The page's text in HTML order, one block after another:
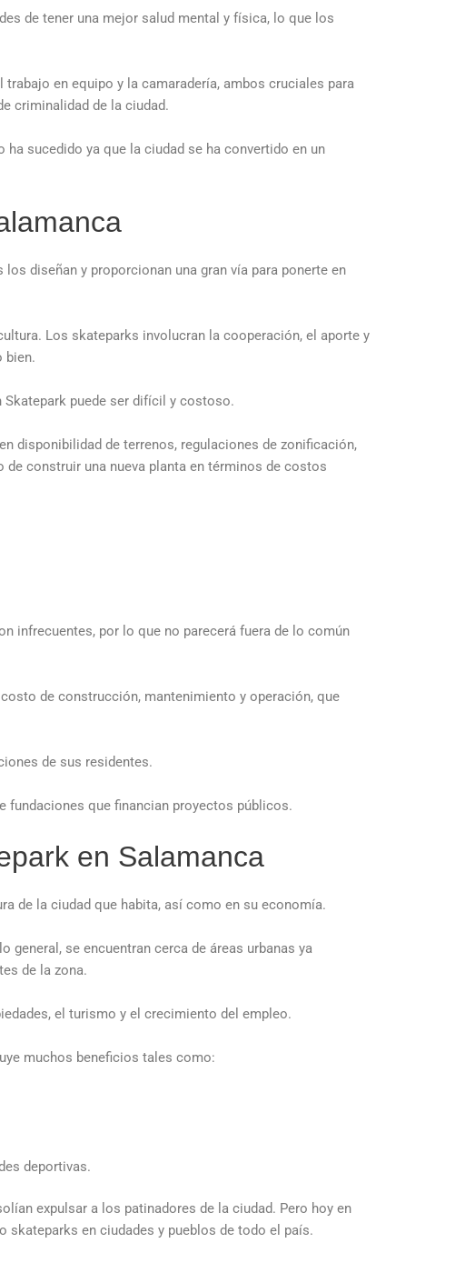
de tener una mejor salud mental y física, lo que los
en equipo y la camaradería, ambos cruciales para
criminalidad de la ciudad.
sucedido ya que la ciudad se ha convertido en un
diseñan y proporcionan una gran vía para ponerte en
Los skateparks involucran la cooperación, el aporte y
bien.
puede ser difícil y costoso.
disponibilidad de terrenos, regulaciones de zonificación,
construir una nueva planta en términos de costos
infrecuentes, por lo que no parecerá fuera de lo común
de construcción, mantenimiento y operación, que
de sus residentes.
fundaciones que financian proyectos públicos.
en Salamanca
de la ciudad que habita, así como en su economía.
general, se encuentran cerca de áreas urbanas ya
de la zona.
el turismo y el crecimiento del empleo.
muchos beneficios tales como:
deportivas.
expulsar a los patinadores de la ciudad. Pero hoy en
skateparks en ciudades y pueblos de todo el país.